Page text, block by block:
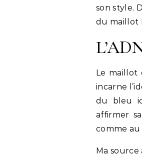
son style.
du maillot
Le maillot
incarne
du bleu
affirmer
comme au
Ma source